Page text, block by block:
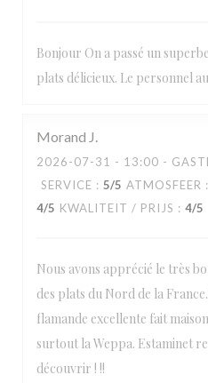
Bonjour On a passé un
plats délicieux. Le personnel
Morand J
2026-07-31 - 13:00 -
SERVICE : 5/5 ATMOSFEER :
4/5 KWALITEIT / PRIJS : 4/5
Nous avons apprécié le très
des plats du Nord de la
flamande excellente fait
surtout la Weppa. Estaminet
découvrir ! !!